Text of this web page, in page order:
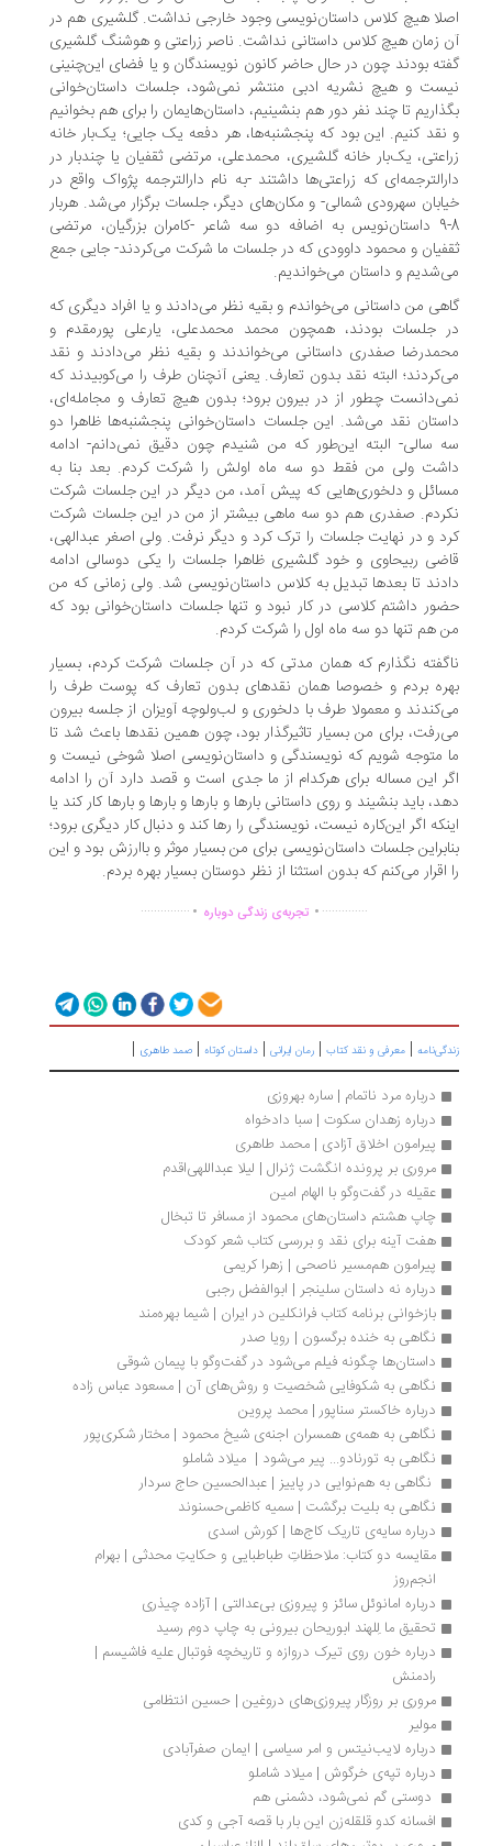
هیچ کلاس داستان‌نویسی وجود خارجی نداشت. گلشیری هم در
زمان هیچ کلاس داستانی نداشت. ناصر زراعتی و هوشنگ گلشیری
بودند چون در حال حاضر کانون نویسندگان و یا فضای این‌چنینی
و هیچ نشریه ادبی منتشر نمی‌شود، جلسات داستان‌خوانی
تا چند نفر دور هم بنشینیم، داستان‌هایمان را برای هم بخوانیم
کنیم. این بود که پنجشنبه‌ها، هر دفعه یک جایی؛ یک‌بار خانه
یک‌بار خانه گلشیری، محمدعلی، مرتضی ثقفیان یا چندبار در
که زراعتی‌ها داشتند -به نام دارالترجمه پژواک واقع در
سهرودی شمالی- و مکان‌های دیگر، جلسات برگزار می‌شد. هربار
8-9 داستان‌نویس به اضافه‌ دو سه شاعر -کامران بزرگیان، مرتضی
و محمود داوودی که در جلسات ما شرکت می‌کردند- جایی جمع
و داستان می‌خواندیم.
من داستانی می‌خواندم و بقیه نظر می‌دادند و یا افراد دیگری که
جلسات بودند، همچون محمد محمدعلی، یارعلی پورمقدم و
صفدری داستانی می‌خواندند و بقیه نظر می‌دادند و نقد
البته نقد بدون تعارف. یعنی آنچنان طرف را می‌کوبیدند که
چطور از در بیرون برود؛ بدون هیچ تعارف و مجامله‌ای،
نقد می‌شد. این جلسات داستان‌خوانی پنجشنبه‌ها ظاهرا دو
سالی- البته این‌طور که من شنیدم چون دقیق نمی‌دانم- ادامه
ولی من فقط دو سه ماه اولش را شرکت کردم. بعد بنا به
و دلخوری‌هایی که پیش آمد، من دیگر در این جلسات شرکت
صفدری هم دو سه ماهی بیشتر از من در این جلسات شرکت
و در نهایت جلسات را ترک کرد و دیگر نرفت. ولی اصغر عبدالهی،
ربیحاوی و خود گلشیری ظاهرا جلسات را یکی دوسالی ادامه
تا بعدها تبدیل به کلاس داستان‌نویسی شد. ولی زمانی که من
داشتم کلاسی در کار نبود و تنها جلسات داستان‌خوانی بود که
هم تنها دو سه ماه اول را شرکت کردم.
نگذارم که همان مدتی که در آن جلسات شرکت کردم، بسیار
بردم و خصوصا همان نقدهای بدون تعارف که پوست طرف را
و معمولا طرف با دلخوری و لب‌ولوچه آویزان از جلسه بیرون
برای من بسیار تاثیرگذار بود، چون همین نقدها باعث شد تا
متوجه شویم که نویسندگی و داستان‌نویسی اصلا شوخی نیست و
این مساله برای هرکدام از ما جدی است و قصد دارد آن را ادامه
باید بنشیند و روی داستانی بارها و بارها و بارها و بارها کار کند یا
اگر این‌کاره نیست، نویسند‌گی را رها کند و دنبال کار دیگری برود؛
جلسات داستان‌نویسی برای من بسیار موثر و باارزش بود و این
اقرار می‌کنم که بدون استثنا از نظر دوستان بسیار بهره بردم.
................تجربه‌ی زندگی دوباره ...............
|معرفی و نقد کتاب|رمان ایرانی|داستان کوتاه|صمد طاهری|
درباره مرد ناتمام | ساره بهروزی
درباره زهدان سکوت | سبا دادخواه
پیرامون اخلاق آزادی | محمد طاهری
مروری بر پرونده انگشت ژنرال | لیلا عبداللهی‌اقدم
عقیله در گفت‌وگو با الهام امین
چاپ هشتم داستان‌های محمود از مسافر تا تبخال
هفت آینه برای نقد و بررسی کتاب شعر کودک
پیرامون هم‌مسیر ناصحی | زهرا کریمی
درباره نه داستان سلینجر | ابوالفضل رجبی
بازخوانی برنامه کتاب فرانکلین در ایران | شیما بهره‌مند
نگاهی به خنده برگسون | رويا صدر
داستان‌ها چگونه فیلم می‌شود در گفت‌وگو با پیمان شوقی
نگاهی به شکوفایی شخصیت و روش‌های آن | مسعود عباس زاده
درباره خاکستر سناپور | محمد پروین
نگاهی به همه‌ی همسران اجنه‌ی شیخ محمود | مختار شکری‌پور
نگاهی به تورنادو... پیر می‌شود |  میلاد شاملو
نگاهی به هم‌نوایی در پاییز | عبدالحسین حاج سردار
نگاهی به بلیت برگشت | سمیه کاظمی‌حسنوند
درباره سایه‌ی تاریک کاج‌ها | كورش اسدی
مقایسه دو کتاب: ملاحظاتِ طباطبایی و حکایتِ محدثی | بهرام
درباره امانوئل سائز و پیروزی بی‌عدالتی | آزاده چیذری
تحقیق ما لِلهند ابوریحان بیرونی به چاپ دوم رسید
درباره خون روی تیرک دروازه و تاریخچه فوتبال علیه فاشیسم |
مروری بر روزگار پیروزی‌های دروغین | حسین انتظامی
درباره لایب‌نیتس و امر سیاسی | ایمان صفرآبادی
درباره تپه‌ی خرگوش | میلاد شاملو
دوستی گم نمی‌شود، دشمنی هم
افسانه کدو قلقله‌زن این بار با قصه‌ آجی و کدی